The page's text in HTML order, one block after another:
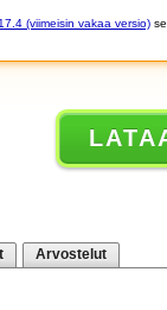
(viimeisin vakaa versio)
Arvostelut